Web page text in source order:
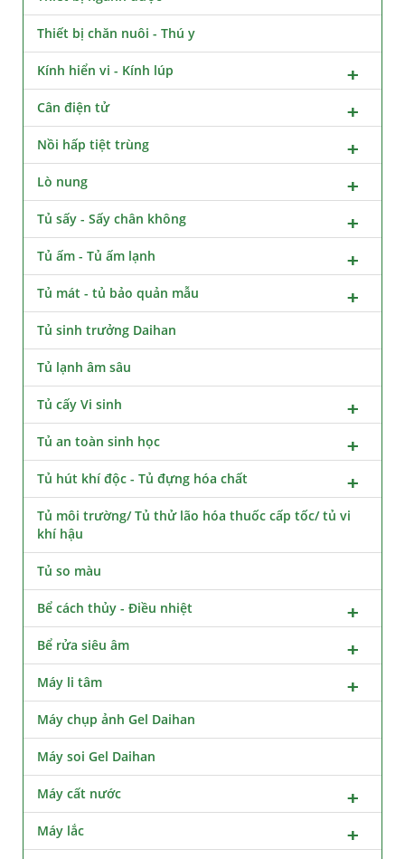
Thiết bị chăn nuôi - Thú y
Kính hiển vi - Kính lúp
Cân điện tử
Nồi hấp tiệt trùng
Lò nung
Tủ sấy - Sấy chân không
Tủ ấm - Tủ ấm lạnh
Tủ mát - tủ bảo quản mẫu
Tủ sinh trưởng Daihan
Tủ lạnh âm sâu
Tủ cấy Vi sinh
Tủ an toàn sinh học
Tủ hút khí độc - Tủ đựng hóa chất
Tủ môi trường/ Tủ thử lão hóa thuốc cấp tốc/ tủ vi
khí hậu
Tủ so màu
Bể cách thủy - Điều nhiệt
Bể rửa siêu âm
Máy li tâm
Máy chụp ảnh Gel Daihan
Máy soi Gel Daihan
Máy cất nước
Máy lắc